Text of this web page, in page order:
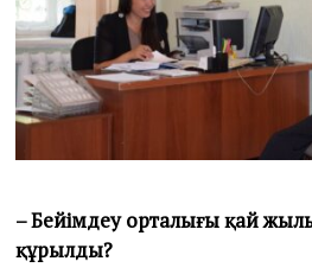
– Бейімдеу орталығы қай
құрылды?